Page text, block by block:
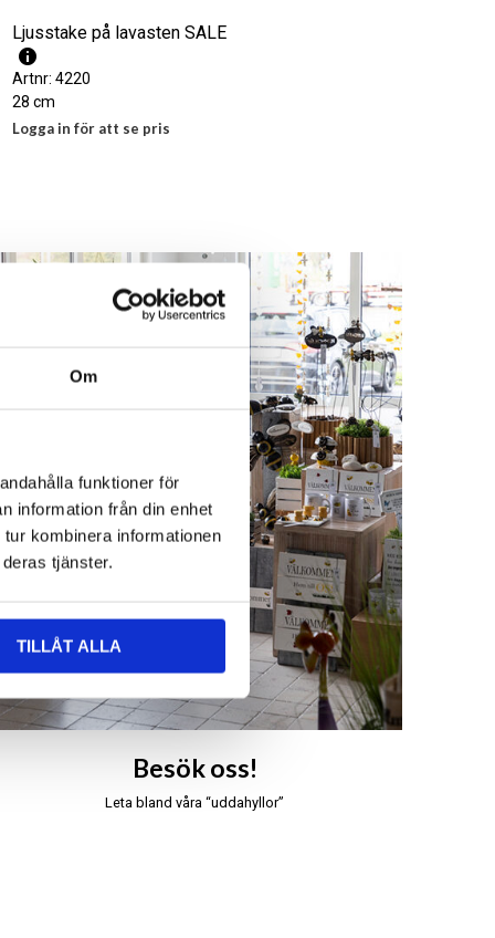
Om
funktioner för
information från din enhet
kombinera informationen
tjänster.
TILLÅT ALLA
Ljusstake på lavasten SALE
Artnr: 4220
28 cm
Logga in för att se pris
Besök oss!
Leta bland våra “uddahyllor”